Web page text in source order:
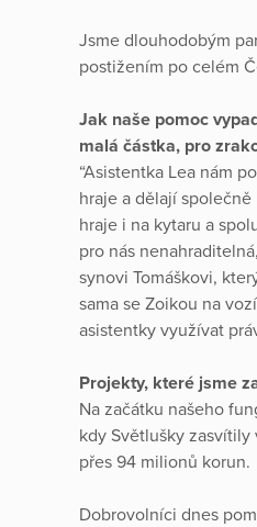
Jsme dlouhodobým
postižením po celém
Jak naše pomoc
malá částka, pro
“Asistentka Lea nám
hraje a dělají
hraje i na kytaru a
pro nás
synovi Tomáškovi,
sama se Zoikou na
asistentky využívat
Projekty, které jsme
Na začátku našeho
kdy Světlušky
přes 94 milionů korun.
Dobrovolníci dnes